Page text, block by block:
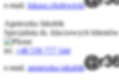
e-mail.lukasz.cholewicki
Agnieszka Jakubik
Specjalista ds. kluczowych klientów
tel.
+48 539 777 544
e-mail.agnieszka.jakubik